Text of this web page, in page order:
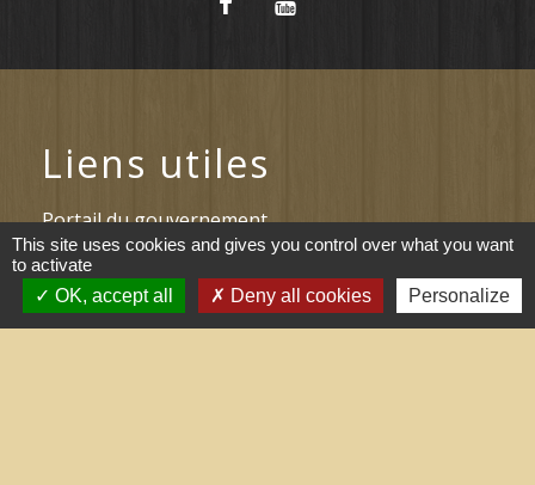
Liens utiles
Portail du gouvernement
Maison du travail saisonnier
(Grand Narbonne)
This site uses cookies and gives you control over what you want
to activate
OK, accept all
Deny all cookies Personalize